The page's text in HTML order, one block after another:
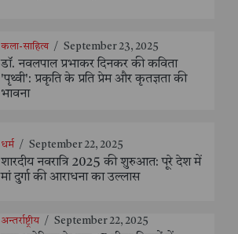
कला-साहित्य / September 23, 2025
डॉ. नवलपाल प्रभाकर दिनकर की कविता
'पृथ्वी': प्रकृति के प्रति प्रेम और कृतज्ञता की
भावना
धर्म / September 22, 2025
शारदीय नवरात्रि 2025 की शुरुआत: पूरे देश में
मां दुर्गा की आराधना का उल्लास
अन्तर्राष्ट्रीय / September 22, 2025